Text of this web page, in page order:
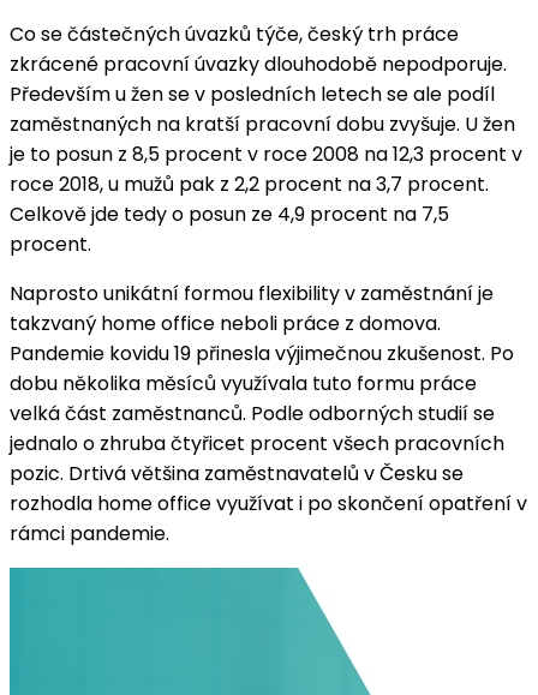
Co se částečných úvazků týče, český trh práce
zkrácené pracovní úvazky dlouhodobě nepodporuje.
Především u žen se v posledních letech se ale podíl
zaměstnaných na kratší pracovní dobu zvyšuje. U žen
je to posun z 8,5 procent v roce 2008 na 12,3 procent v
roce 2018, u mužů pak z 2,2 procent na 3,7 procent.
Celkově jde tedy o posun ze 4,9 procent na 7,5
procent.
Naprosto unikátní formou flexibility v zaměstnání je
takzvaný home office neboli práce z domova.
Pandemie kovidu 19 přinesla výjimečnou zkušenost. Po
dobu několika měsíců využívala tuto formu práce
velká část zaměstnanců. Podle odborných studií se
jednalo o zhruba čtyřicet procent všech pracovních
pozic. Drtivá většina zaměstnavatelů v Česku se
rozhodla home office využívat i po skončení opatření v
rámci pandemie.